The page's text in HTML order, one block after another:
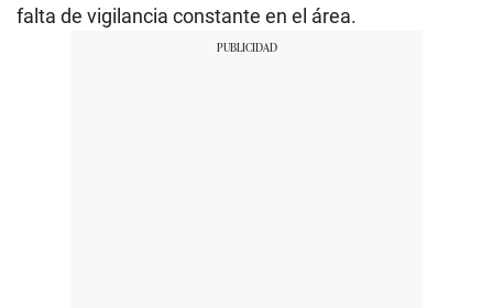
falta de vigilancia constante en el área.